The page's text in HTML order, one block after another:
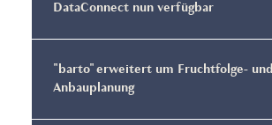
DataConnect nun verfügbar
"barto" erweitert um Fruchtfolge- und
Anbauplanung